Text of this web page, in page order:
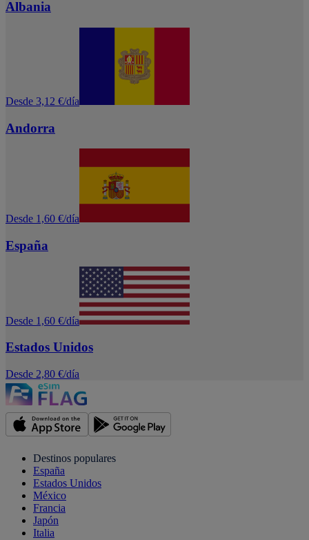
Albania
Desde 3,12 €/día
Andorra
Desde 1,60 €/día
España
Desde 1,60 €/día
Estados Unidos
Desde 2,80 €/día
Destinos populares
España
Estados Unidos
México
Francia
Japón
Italia